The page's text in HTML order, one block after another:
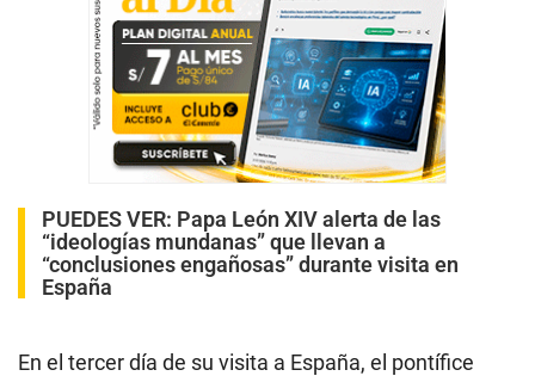
PUEDES VER: Papa León XIV alerta de las
“ideologías mundanas” que llevan a
“conclusiones engañosas” durante visita en
España
En el tercer día de su visita a España, el pontífice